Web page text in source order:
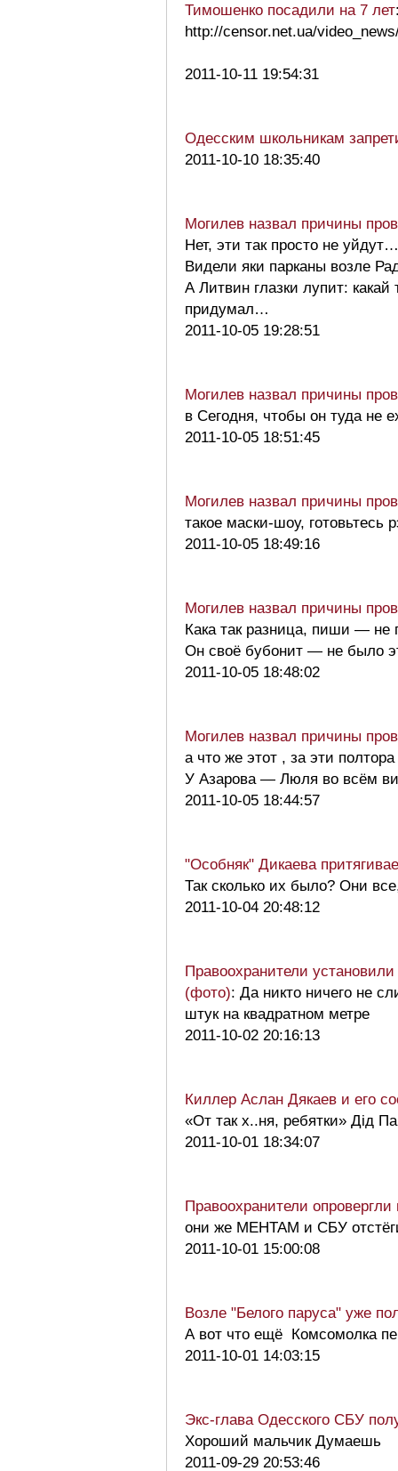
Тимошенко посадили на 7 лет
http://censor.net.ua/
2011-10-11 19:54:31
Одесским школьникам
2011-10-10 18:35:40
Могилев назвал причины
Нет, эти так просто не уйдут…
Видели яки парканы возле
А Литвин глазки лупит:
придумал…
2011-10-05 19:28:51
Могилев назвал причины
в Сегодня, чтобы он туда не
2011-10-05 18:51:45
Могилев назвал причины
такое маски-шоу, готовьтесь
2011-10-05 18:49:16
Могилев назвал причины
Кака так разница, пиши — не
Он своё бубонит — не было
2011-10-05 18:48:02
Могилев назвал причины
а что же этот , за эти
У Азарова — Люля во всём
2011-10-05 18:44:57
"Особняк" Дикаева
Так сколько их было? Они
2011-10-04 20:48:12
Правоохранители
(фото): Да никто ничего не
штук на квадратном метре
2011-10-02 20:16:13
Киллер Аслан Дякаев и его
«От так х..ня, ребятки» Дід
2011-10-01 18:34:07
Правоохранители
они же МЕНТАМ и СБУ
2011-10-01 15:00:08
Возле "Белого паруса" уже
А вот что ещё Комсомолка
2011-10-01 14:03:15
Экс-глава Одесского СБУ
Хороший мальчик Думаешь
2011-09-29 20:53:46